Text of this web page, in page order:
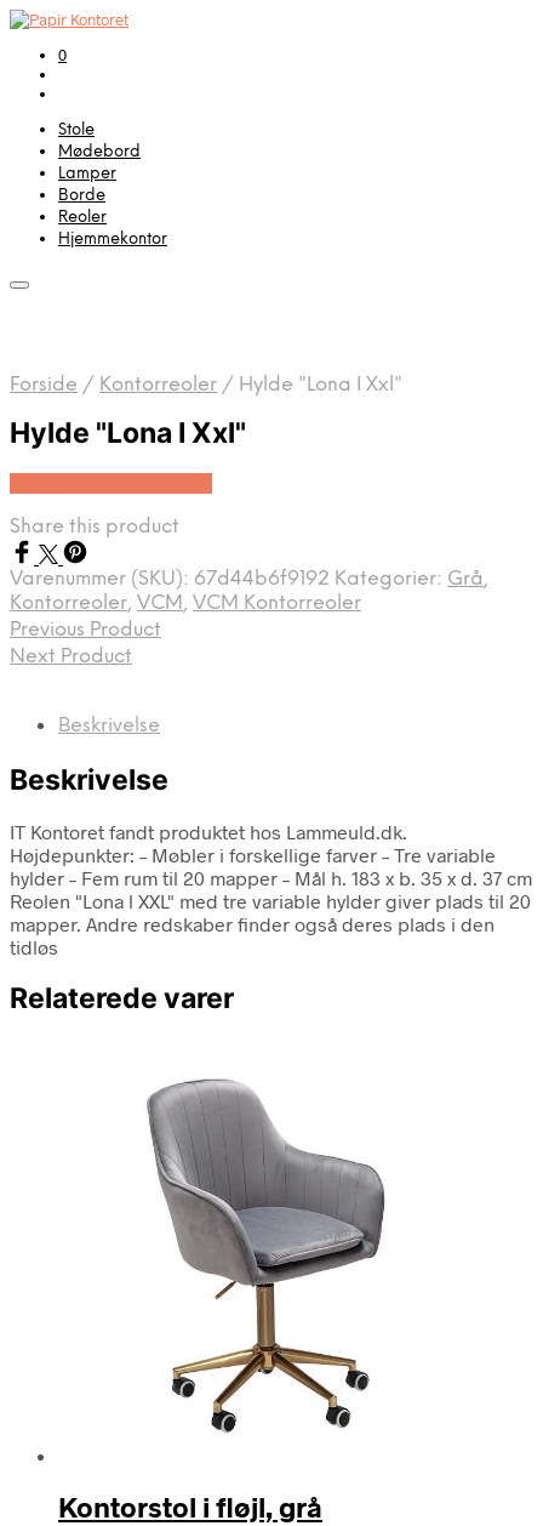
0
Stole
Mødebord
Lamper
Borde
Reoler
Hjemmekontor
Forside / Kontorreoler / Hylde "Lona I Xxl"
Hylde "Lona I Xxl"
Share this product
Varenummer (SKU): 67d44b6f9192 Kategorier: Grå,
Kontorreoler, VCM, VCM Kontorreoler
Previous Product
Next Product
Beskrivelse
Beskrivelse
IT Kontoret fandt produktet hos Lammeuld.dk.
Højdepunkter: – Møbler i forskellige farver – Tre variable
hylder – Fem rum til 20 mapper – Mål h. 183 x b. 35 x d. 37 cm
Reolen "Lona l XXL" med tre variable hylder giver plads til 20
mapper. Andre redskaber finder også deres plads i den
tidløs
Relaterede varer
Kontorstol i fløjl, grå